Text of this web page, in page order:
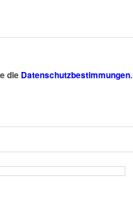
die Datenschutzbestimmungen.